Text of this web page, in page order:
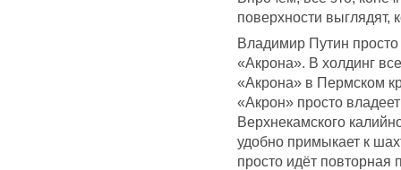
поверхности выглядят,
Владимир Путин
«Акрона». В холдинг
«Акрона» в Пермском
«Акрон» просто
Верхнекамского
удобно примыкает к
просто идёт